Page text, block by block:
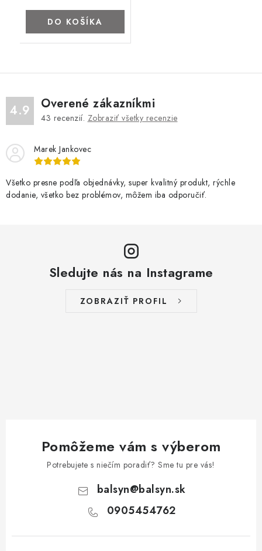
DO KOŠÍKA
4.9 Overené zákazníkmi
43 recenzií. Zobraziť všetky recenzie
Marek Jankovec
Všetko presne podľa objednávky, super kvalitný produkt, rýchle
dodanie, všetko bez problémov, môžem iba odporučiť.
Sledujte nás na Instagrame
ZOBRAZIŤ PROFIL
Pomôžeme vám s výberom
Potrebujete s niečím poradiť? Sme tu pre vás!
balsyn@balsyn.sk
0905454762